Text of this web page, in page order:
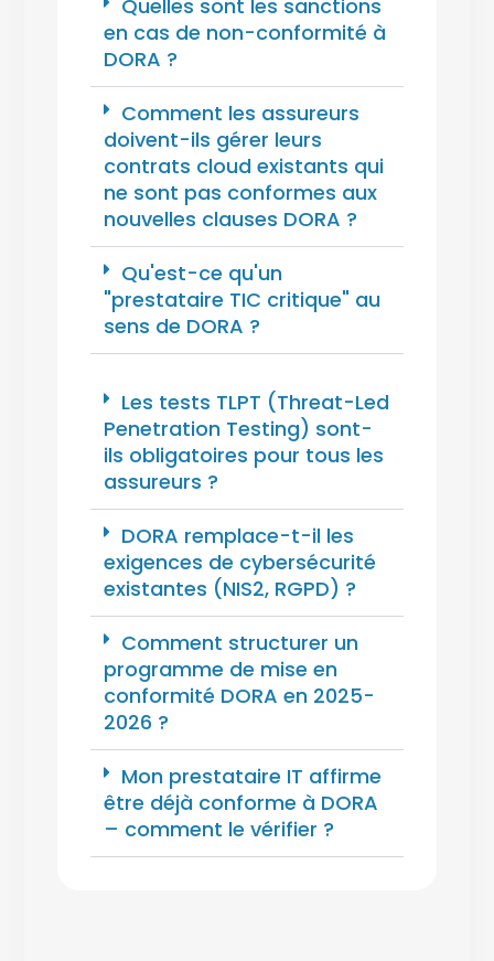
Quelles sont les sanctions
en cas de non-conformité à
DORA ?
Comment les assureurs
doivent-ils gérer leurs
contrats cloud existants qui
ne sont pas conformes aux
nouvelles clauses DORA ?
Qu'est-ce qu'un
"prestataire TIC critique" au
sens de DORA ?
Les tests TLPT (Threat-Led
Penetration Testing) sont-
ils obligatoires pour tous les
assureurs ?
DORA remplace-t-il les
exigences de cybersécurité
existantes (NIS2, RGPD) ?
Comment structurer un
programme de mise en
conformité DORA en 2025-
2026 ?
Mon prestataire IT affirme
être déjà conforme à DORA
– comment le vérifier ?